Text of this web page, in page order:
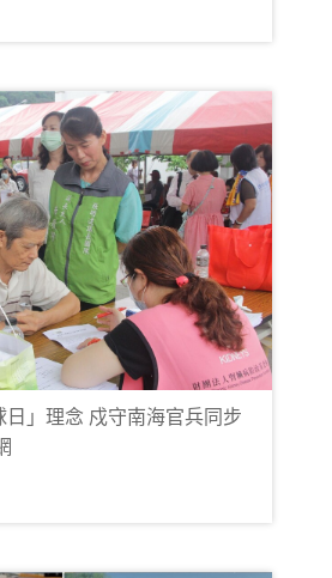
日」理念 戍守南海官兵同步